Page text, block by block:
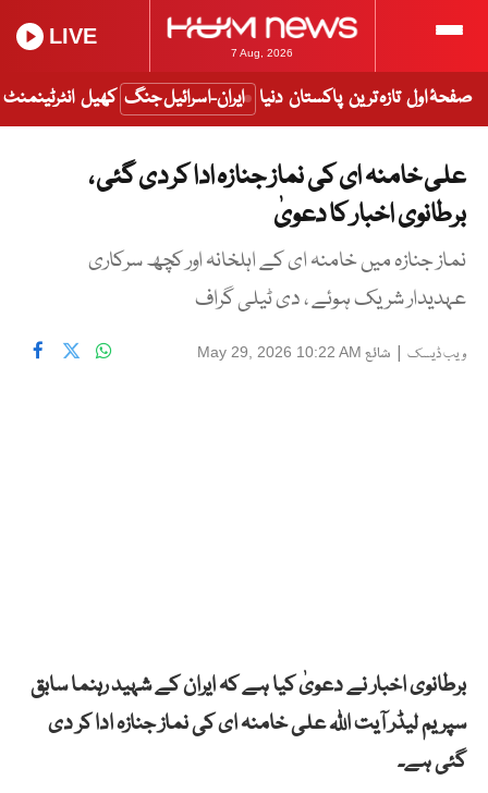
7 Aug, 2026
LIVE
صفحۂ اول تازہ ترین پاکستان دنیا ایران-اسرائیل جنگ کھیل انٹرٹینمنٹ
علی خامنہ ای کی نماز جنازہ ادا کر دی گئی ،
برطانوی اخبار کا دعویٰ
نماز جنازہ میں خامنہ ای کے اہلخانہ اور کچھ سرکاری
عہدیدار شریک ہوئے ، دی ٹیلی گراف
ویب ڈیسک | شائع May 29, 2026 10:22 AM
برطانوی اخبار نے دعویٰ کیا ہے کہ ایران کے شہید رہنما سابق
سپریم لیڈر آیت اللہ علی خامنہ ای کی نماز جنازہ ادا کر دی
گئی ہے۔